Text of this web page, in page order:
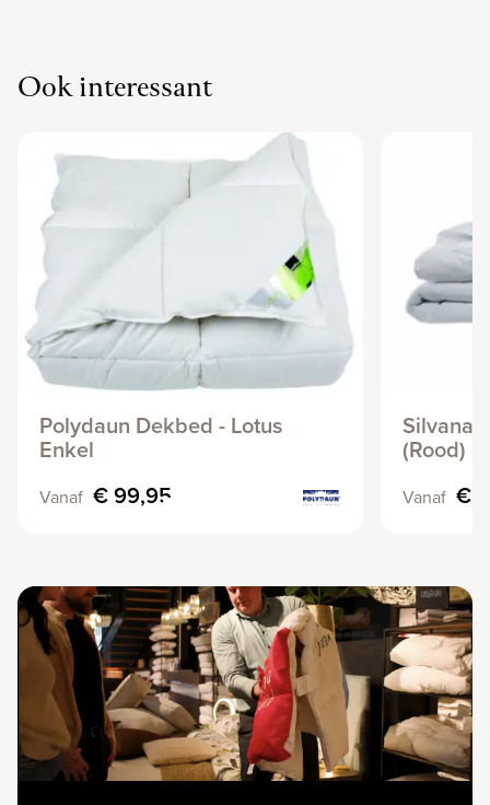
Ook interessant
Polydaun Dekbed - Lotus
Enkel
Vanaf € 99,95
Silvana
(Rood)
Vanaf €